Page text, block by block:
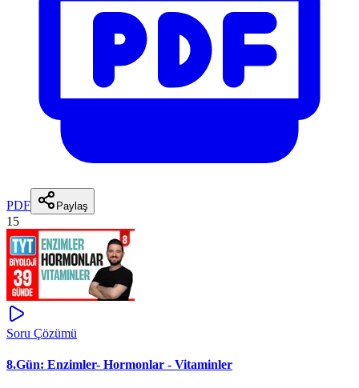
PDF Paylaş
15
Soru Çözümü
8.Gün: Enzimler- Hormonlar - Vitaminler